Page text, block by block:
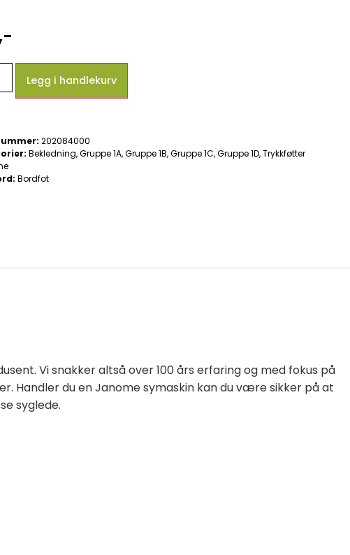
,-
Legg i handlekurv
202084000
Bekledning,Gruppe 1A,Gruppe 1B,Gruppe 1C,Gruppe 1D,Trykkføtter
Bordfot
Vi snakker altså over 100 års erfaring og med fokus på
Handler du en Janome symaskin kan du være sikker på at
syglede.